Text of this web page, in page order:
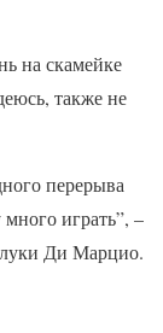
на скамейке
также не
перерыва
играть”, –
Ди Марцио.